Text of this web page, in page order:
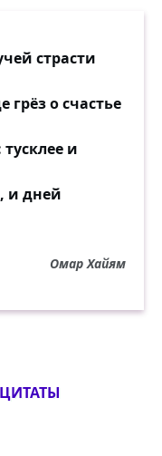
страсти
грёз о счастье
и
и дней
Омар Хайям